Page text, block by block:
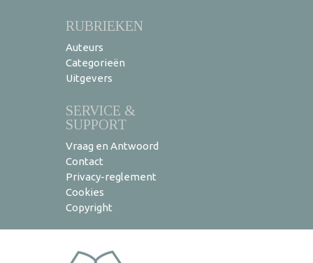
RUBRIEKEN
Auteurs
Categorieën
Uitgevers
SERVICE &
SUPPORT
Vraag en Antwoord
Contact
Privacy-reglement
Cookies
Copyright